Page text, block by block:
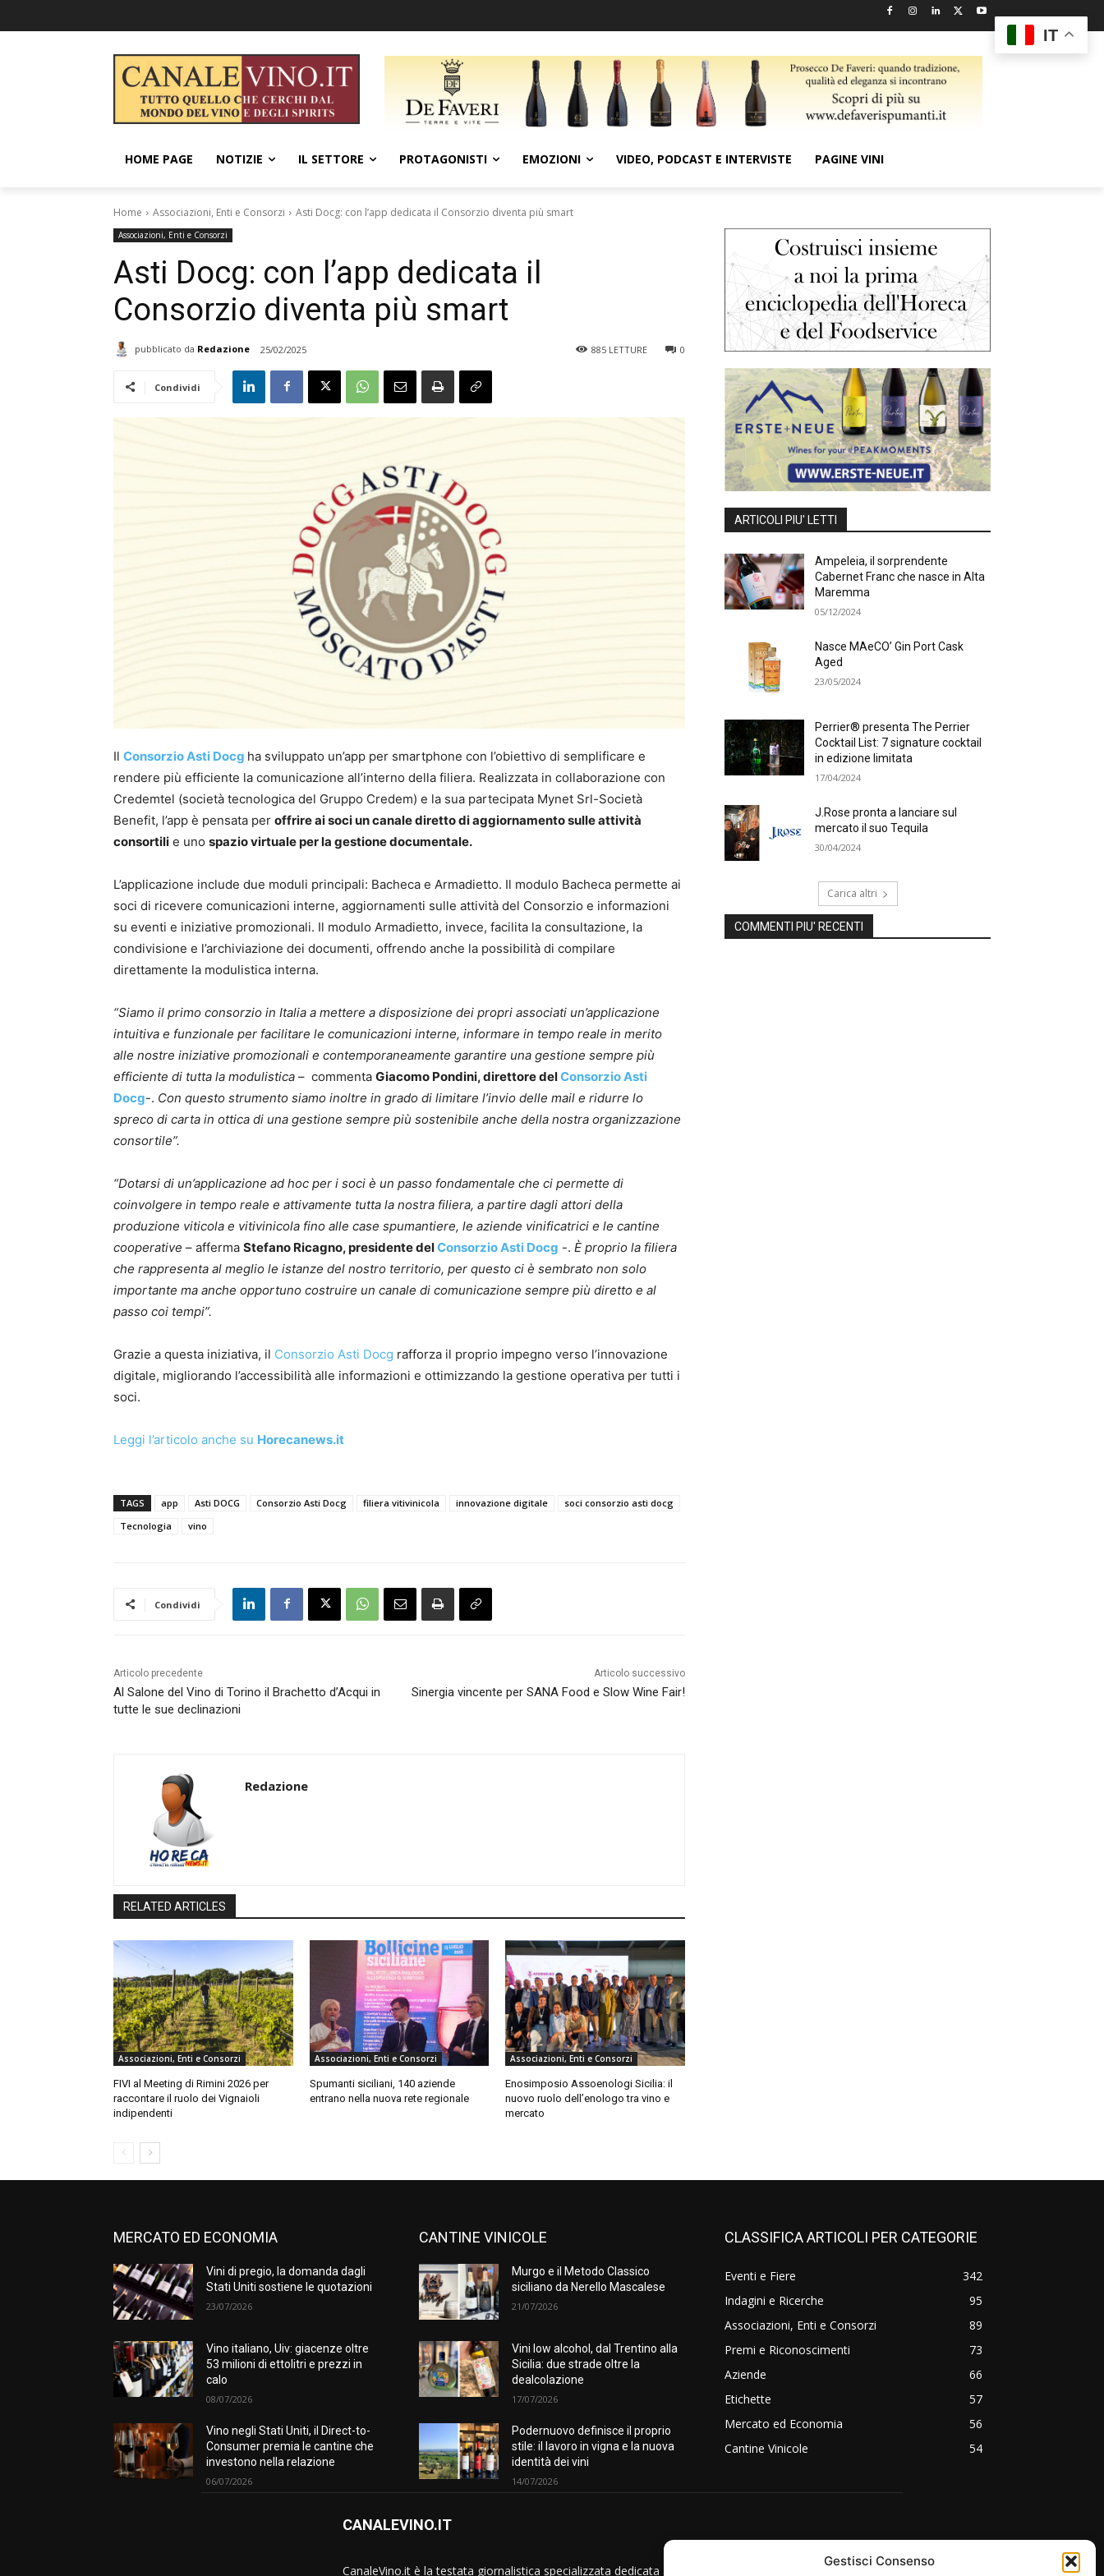
Gestisci Consenso
HOME PAGE NOTIZIE IL SETTORE PROTAGONISTI EMOZIONI VIDEO, PODCAST E INTERVISTE PAGINE VINI
Home Associazioni, Enti e Consorzi Asti Docg: con l’app dedicata il Consorzio diventa più smart
Associazioni, Enti e Consorzi
Asti Docg: con l’app dedicata il
Consorzio diventa più smart
pubblicato da Redazione 25/02/2025 0
885 LETTURE
Condividi
Il Consorzio Asti Docg ha sviluppato un’app per smartphone con l’obiettivo di semplificare e
rendere più efficiente la comunicazione all’interno della filiera. Realizzata in collaborazione con
Credemtel (società tecnologica del Gruppo Credem) e la sua partecipata Mynet Srl-Società
Benefit, l’app è pensata per offrire ai soci un canale diretto di aggiornamento sulle attività
consortili e uno spazio virtuale per la gestione documentale.
L’applicazione include due moduli principali: Bacheca e Armadietto. Il modulo Bacheca permette ai
soci di ricevere comunicazioni interne, aggiornamenti sulle attività del Consorzio e informazioni
su eventi e iniziative promozionali. Il modulo Armadietto, invece, facilita la consultazione, la
condivisione e l’archiviazione dei documenti, offrendo anche la possibilità di compilare
direttamente la modulistica interna.
“Siamo il primo consorzio in Italia a mettere a disposizione dei propri associati un’applicazione
intuitiva e funzionale per facilitare le comunicazioni interne, informare in tempo reale in merito
alle nostre iniziative promozionali e contemporaneamente garantire una gestione sempre più
efficiente di tutta la modulistica – commenta Giacomo Pondini, direttore delConsorzio Asti
Docg-. Con questo strumento siamo inoltre in grado di limitare l’invio delle mail e ridurre lo
spreco di carta in ottica di una gestione sempre più sostenibile anche della nostra organizzazione
consortile”.
“Dotarsi di un’applicazione ad hoc per i soci è un passo fondamentale che ci permette di
coinvolgere in tempo reale e attivamente tutta la nostra filiera, a partire dagli attori della
produzione viticola e vitivinicola fino alle case spumantiere, le aziende vinificatrici e le cantine
cooperative – afferma Stefano Ricagno, presidente delConsorzio Asti Docg -. È proprio la filiera
che rappresenta al meglio le istanze del nostro territorio, per questo ci è sembrato non solo
importante ma anche opportuno costruire un canale di comunicazione sempre più diretto e al
passo coi tempi”.
Grazie a questa iniziativa, il Consorzio Asti Docg rafforza il proprio impegno verso l’innovazione
digitale, migliorando l’accessibilità alle informazioni e ottimizzando la gestione operativa per tutti i
soci.
Leggi l’articolo anche su Horecanews.it
TAGS app Asti DOCG Consorzio Asti Docg filiera vitivinicola innovazione digitale
soci consorzio asti docg
Tecnologia
vino
Condividi
Articolo precedente
Al Salone del Vino di Torino il Brachetto d’Acqui in
tutte le sue declinazioni
Articolo successivo
Sinergia vincente per SANA Food e Slow Wine Fair!
Redazione
RELATED ARTICLES
Associazioni, Enti e Consorzi
FIVI al Meeting di Rimini 2026 per
raccontare il ruolo dei Vignaioli
indipendenti
Associazioni, Enti e Consorzi
Spumanti siciliani, 140 aziende
entrano nella nuova rete regionale
Associazioni, Enti e Consorzi
Enosimposio Assoenologi Sicilia: il
nuovo ruolo dell’enologo tra vino e
mercato
ARTICOLI PIU' LETTI
Ampeleia, il sorprendente
Cabernet Franc che nasce in Alta
Maremma
05/12/2024
Nasce MAeCO’ Gin Port Cask
Aged
23/05/2024
Perrier® presenta The Perrier
Cocktail List: 7 signature cocktail
in edizione limitata
17/04/2024
J.Rose pronta a lanciare sul
mercato il suo Tequila
30/04/2024
Carica altri
COMMENTI PIU' RECENTI
MERCATO ED ECONOMIA
Vini di pregio, la domanda dagli
Stati Uniti sostiene le quotazioni
23/07/2026
Vino italiano, Uiv: giacenze oltre
53 milioni di ettolitri e prezzi in
calo
08/07/2026
Vino negli Stati Uniti, il Direct-to-
Consumer premia le cantine che
investono nella relazione
06/07/2026
CANTINE VINICOLE
Murgo e il Metodo Classico
siciliano da Nerello Mascalese
21/07/2026
Vini low alcohol, dal Trentino alla
Sicilia: due strade oltre la
dealcolazione
17/07/2026
Podernuovo definisce il proprio
stile: il lavoro in vigna e la nuova
identità dei vini
14/07/2026
CLASSIFICA ARTICOLI PER CATEGORIE
Eventi e Fiere
342
Indagini e Ricerche
95
Associazioni, Enti e Consorzi
89
Premi e Riconoscimenti
73
Aziende
66
Etichette
57
Mercato ed Economia
56
Cantine Vinicole
54
CANALEVINO.IT
CanaleVino.it è la testata giornalistica specializzata dedicata al
IT